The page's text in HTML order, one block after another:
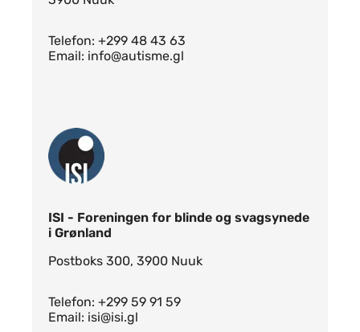
Telefon: +299 48 43 63
Email: info@autisme.gl
ISI - Foreningen for blinde og svagsynede
i Grønland
Postboks 300, 3900 Nuuk
Telefon: +299 59 91 59
Email: isi@isi.gl